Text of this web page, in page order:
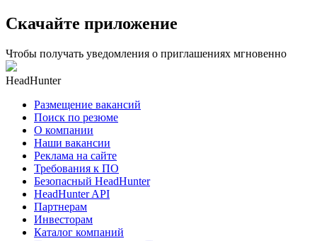
Скачайте приложение
Чтобы получать уведомления о приглашениях мгновенно
HeadHunter
Размещение вакансий
Поиск по резюме
О компании
Наши вакансии
Реклама на сайте
Требования к ПО
Безопасный HeadHunter
HeadHunter API
Партнерам
Инвесторам
Каталог компаний